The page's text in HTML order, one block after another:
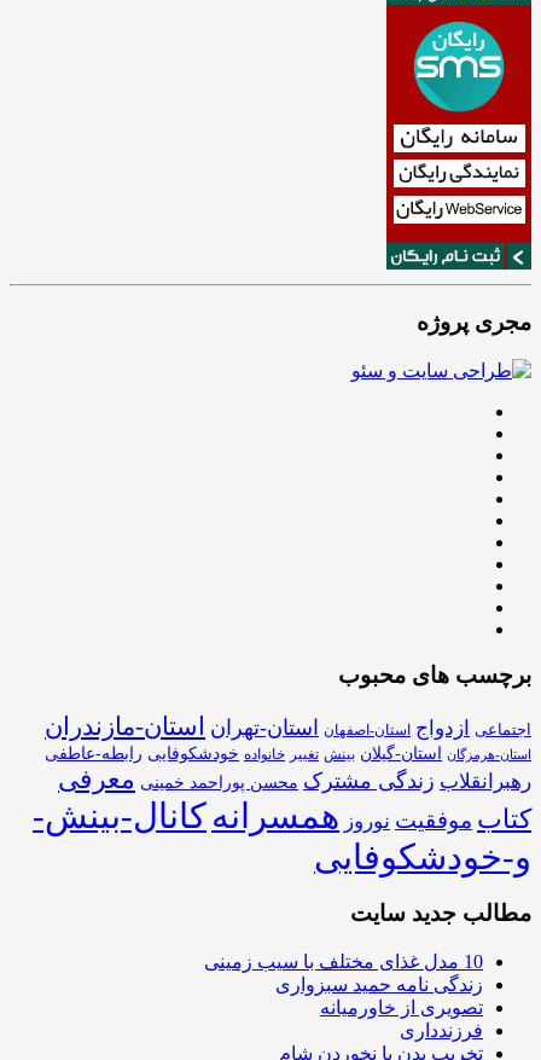
مجری پروژه
برچسب های محبوب
اجتماعی ازدواج استان-اصفهان استان-تهران استان-مازندران
استان-هرمزگان استان-گیلان بینش تغییر خانواده خودشکوفایی رابطه-عاطفی
رهبرانقلاب زندگی مشترک محسن پوراحمد خمینی معرفی
کتاب موفقیت نوروز همسرانهکانال-بینش-
و-خودشکوفایی
مطالب جدید سایت
10 مدل غذای مختلف با سیب زمینی
زندگی نامه حمید سبزواری
تصویری از خاورمیانه
فرزندداری
تخریب بدن با نخوردن شام